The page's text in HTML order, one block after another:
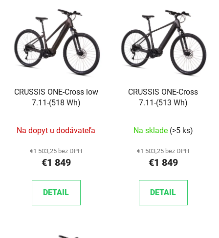
CRUSSIS ONE-Cross low
7.11-(518 Wh)
Na dopyt u dodávateľa
€1 503,25 bez DPH
€1 849
DETAIL
CRUSSIS ONE-Cross
7.11-(513 Wh)
Na sklade (>5 ks)
€1 503,25 bez DPH
€1 849
DETAIL